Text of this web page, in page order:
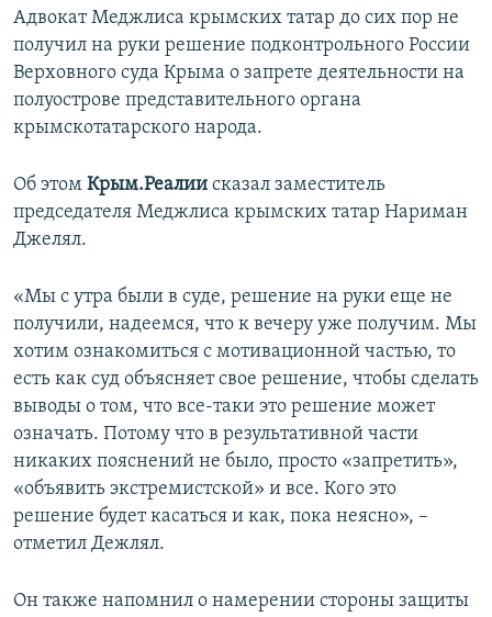
Все сайты RFE/RL
Адвокат Меджлиса крымских татар до сих пор не
получил на руки решение подконтрольного России
Верховного суда Крыма о запрете деятельности на
полуострове представительного органа
крымскотатарского народа.
Об этом Крым.Реалии сказал заместитель
председателя Меджлиса крымских татар Нариман
Джелял.
«Мы с утра были в суде, решение на руки еще не
получили, надеемся, что к вечеру уже получим. Мы
хотим ознакомиться с мотивационной частью, то
есть как суд объясняет свое решение, чтобы сделать
выводы о том, что все-таки это решение может
означать. Потому что в результативной части
никаких пояснений не было, просто «запретить»,
«объявить экстремистской» и все. Кого это
решение будет касаться и как, пока неясно», –
отметил Дежлял.
Он также напомнил о намерении стороны защиты